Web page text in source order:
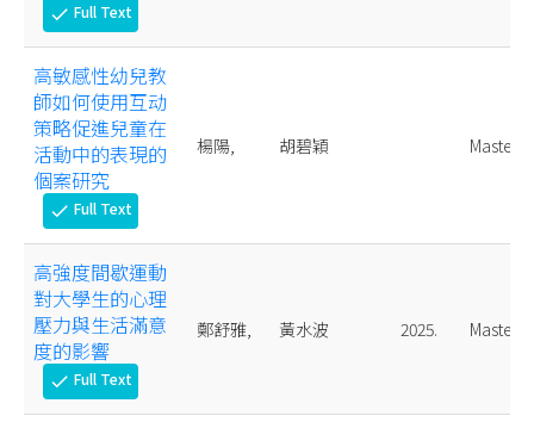
check Full Text
高敏感性幼兒教
師如何使用互动
策略促進兒童在
活動中的表現的
個案研究
check Full Text
楊陽, 胡碧穎 Master
高強度間歇運動
對大學生的心理
壓力與生活滿意
度的影響
check Full Text
鄭舒雅, 黃水波 2025. Master